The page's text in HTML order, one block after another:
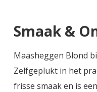
Smaak &
Maasheggen Blond
Zelfgeplukt in het
frisse smaak en is